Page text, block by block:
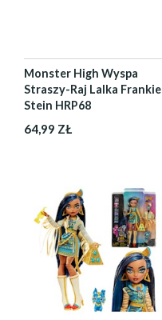
Monster High Wyspa
Straszy-Raj Lalka Frankie
Stein HRP68
64,99 ZŁ